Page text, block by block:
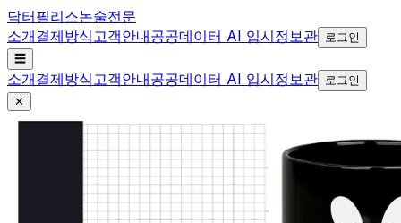
닥터필리스논술전문
소개결제방식고객안내공공데이터 AI 입시정보관 로그인
☰
소개결제방식고객안내공공데이터 AI 입시정보관 로그인
✕